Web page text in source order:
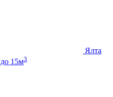
Ялта
15м3